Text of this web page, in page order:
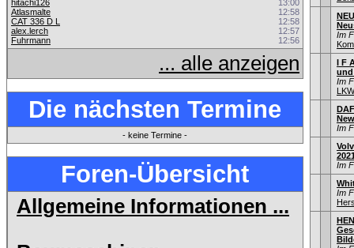
hitachi126
13:00
Atlasmalte
12:58
CAT 336 D L
12:58
alex.lerch
12:57
Fuhrmann
12:56
... alle anzeigen
Die nächsten Termine
- keine Termine -
Foren-Übersicht
Allgemeine Informationen ...
Im
I F
und
Im
Im
Im
Im